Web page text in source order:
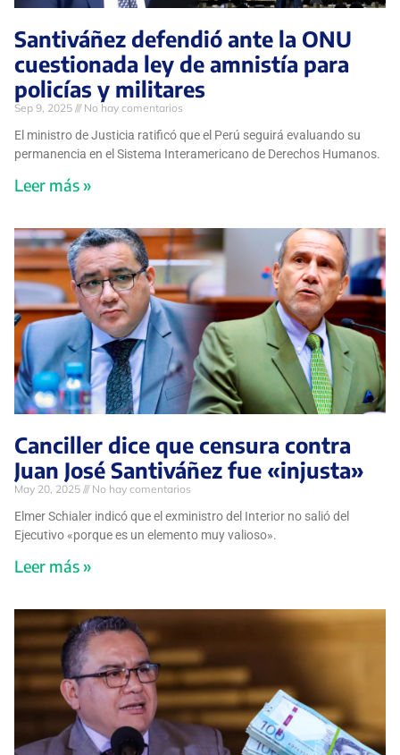
Santiváñez defendió ante la ONU
cuestionada ley de amnistía para
policías y militares
Sep 9, 2025 No hay comentarios
El ministro de Justicia ratificó que el Perú seguirá evaluando su
permanencia en el Sistema Interamericano de Derechos Humanos.
Leer más »
Canciller dice que censura contra
Juan José Santiváñez fue «injusta»
May 20, 2025 No hay comentarios
Elmer Schialer indicó que el exministro del Interior no salió del
Ejecutivo «porque es un elemento muy valioso».
Leer más »